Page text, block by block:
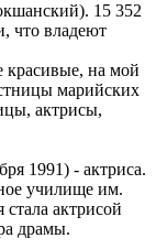
15 352
что владеют
красивые, на мой
марийских
актрисы,
1991) - актриса.
училище им.
актрисой
драмы.